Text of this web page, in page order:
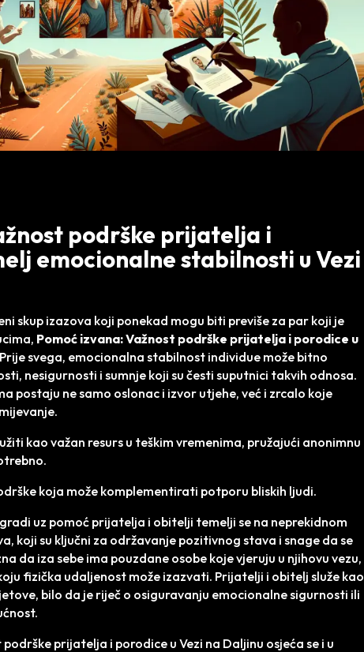
podrške prijatelja i
emocionalne stabilnosti u Vezi
skup izazova koji ponekad mogu biti previše za par koji je
Pomoć izvana: Važnost podrške prijatelja i porodice u
svega, emocionalna stabilnost individue može bitno
nesigurnosti i sumnje koji su česti suputnici takvih odnosa.
postaju ne samo oslonac i izvor utjehe, već i zrcalo koje
kao važan resurs u teškim vremenima, pružajući anonimnu
koja može komplementirati potporu bliskih ljudi.
uz pomoć prijatelja i obitelji temelji se na neprekidnom
koji su ključni za održavanje pozitivnog stava i snage da se
da iza sebe ima pouzdane osobe koje vjeruju u njihovu vezu,
fizička udaljenost može izazvati. Prijatelji i obitelj služe kao
bilo da je riječ o osiguravanju emocionalne sigurnosti ili
prijatelja i porodice u Vezi na Daljinu osjeća se i u